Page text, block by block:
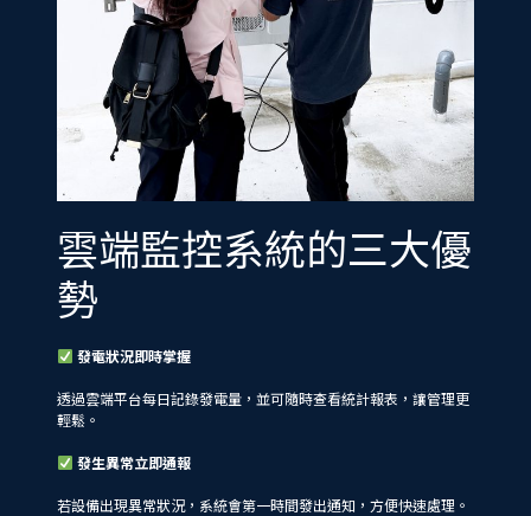
雲端監控系統的三大優
勢
發電狀況即時掌握
透過雲端平台每日記錄發電量，並可隨時查看統計報表，讓管理更
輕鬆。
發生異常立即通報
若設備出現異常狀況，系統會第一時間發出通知，方便快速處理。